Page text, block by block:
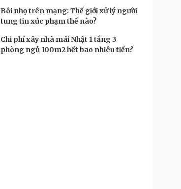
Bôi nhọ trên mạng: Thế giới xử lý người
tung tin xúc phạm thế nào?
Chi phí xây nhà mái Nhật 1 tầng 3
phòng ngủ 100m2 hết bao nhiêu tiền?